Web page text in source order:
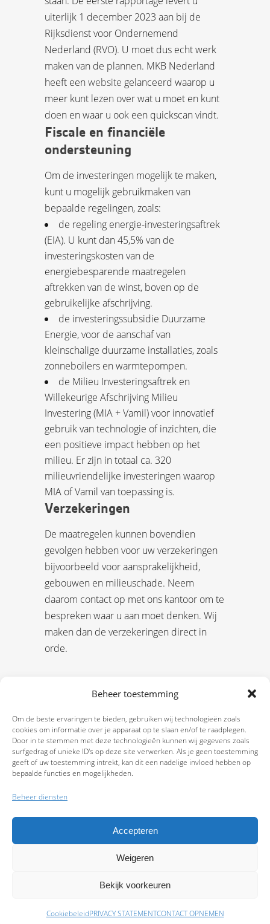
Beheer toestemming
Om de beste ervaringen te bieden, gebruiken wij technologieën zoals
cookies om informatie over je apparaat op te slaan en/of te raadplegen.
Door in te stemmen met deze technologieën kunnen wij gegevens zoals
surfgedrag of unieke ID's op deze site verwerken. Als je geen toestemming
geeft of uw toestemming intrekt, kan dit een nadelige invloed hebben op
bepaalde functies en mogelijkheden.
Beheer diensten
Accepteren
Weigeren
Bekijk voorkeuren
CookiebeleidPRIVACY STATEMENTCONTACT OPNEMEN
uiterlijk 1 december 2023 aan bij de
Rijksdienst voor Ondernemend
Nederland (RVO). U moet dus echt werk
maken van de plannen. MKB Nederland
heeft eenwebsite gelanceerd waarop u
meer kunt lezen over wat u moet en kunt
doen en waar u ook een quickscan vindt.
Fiscale en financiële
ondersteuning
Om de investeringen mogelijk te maken,
kunt u mogelijk gebruikmaken van
bepaalde regelingen, zoals:
de regeling energie-investeringsaftrek
(EIA). U kunt dan 45,5% van de
investeringskosten van de
energiebesparende maatregelen
aftrekken van de winst, boven op de
gebruikelijke afschrijving.
de investeringssubsidie Duurzame
Energie, voor de aanschaf van
kleinschalige duurzame installaties, zoals
zonneboilers en warmtepompen.
de Milieu Investeringsaftrek en
Willekeurige Afschrijving Milieu
Investering (MIA + Vamil) voor innovatief
gebruik van technologie of inzichten, die
een positieve impact hebben op het
milieu. Er zijn in totaal ca. 320
milieuvriendelijke investeringen waarop
MIA of Vamil van toepassing is.
Verzekeringen
De maatregelen kunnen bovendien
gevolgen hebben voor uw verzekeringen
bijvoorbeeld voor aansprakelijkheid,
gebouwen en milieuschade. Neem
daarom contact op met ons kantoor om te
bespreken waar u aan moet denken. Wij
maken dan de verzekeringen direct in
orde.
Schade melden Afspraak maken Polissen